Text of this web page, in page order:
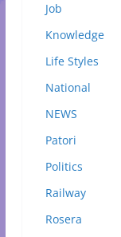
Job
Knowledge
Life Styles
National
NEWS
Patori
Politics
Railway
Rosera